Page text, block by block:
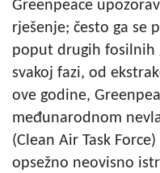
Greenpeace
rješenje; često ga se
poput drugih fosilnih
svakoj fazi, od
ove godine,
međunarodnom
(Clean Air Task
opsežno neovisno